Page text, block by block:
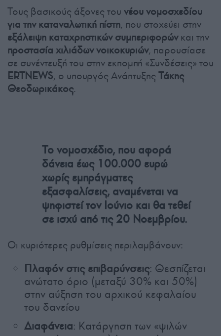
Τους βασικούς άξονες του νέου νομοσχεδίου
για την καταναλωτική πίστη, που στοχεύει στην
εξάλειψη καταχρηστικών συμπεριφορώνκαι την
προστασία χιλιάδων νοικοκυριών, παρουσίασε
σε συνέντευξή του στην εκπομπή «Συνδέσεις» του
ERTNEWS, ο υπουργός Ανάπτυξης Τάκης
Θεοδωρικάκος.
Το νομοσχέδιο, που αφορά
δάνεια έως 100.000 ευρώ
χωρίς εμπράγματες
εξασφαλίσεις, αναμένεται να
ψηφιστεί τον Ιούνιο και θα τεθεί
σε ισχύ από τις 20 Νοεμβρίου.
Οι κυριότερες ρυθμίσεις περιλαμβάνουν:
Πλαφόν στις επιβαρύνσεις: Θεσπίζεται
ανώτατο όριο (μεταξύ 30% και 50%)
στην αύξηση του αρχικού κεφαλαίου
του δανείου
Διαφάνεια: Κατάργηση των «ψιλών